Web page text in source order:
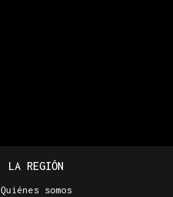
LA REGIÓN
Quiénes somos